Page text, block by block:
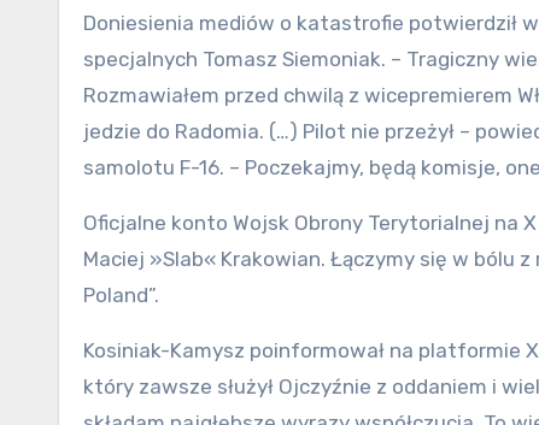
Doniesienia mediów o katastrofie potwierdził
specjalnych Tomasz Siemoniak. – Tragiczny
Rozmawiałem przed chwilą z wicepremierem
jedzie do Radomia. (…) Pilot nie przeżył –
samolotu F-16. – Poczekajmy, będą komisje,
Oficjalne konto Wojsk Obrony Terytorialnej na
Maciej »Slab« Krakowian. Łączymy się w bólu
Poland”.
Kosiniak-Kamysz poinformował na platformie
który zawsze służył Ojczyźnie z oddaniem i